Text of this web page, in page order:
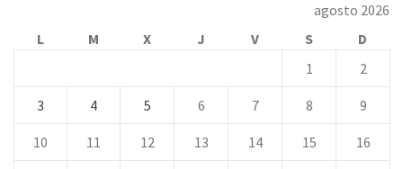
agosto 2026
L
M X J V S
D
1
2
3 4 5 6 7 8 9
10 11 12 13 14 15 16